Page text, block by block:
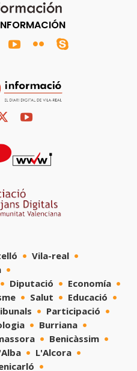
Vila-real
Diputació
Economía
Salut
Educació
Participació
Burriana
Benicàssim
L'Alcora